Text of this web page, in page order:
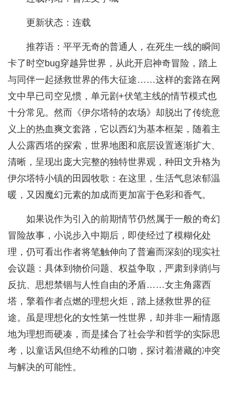
更新状态：连载
推荐语：平平无奇的普通人，在死生一线的瞬间
卡了时空bug穿越异世界，从此开启神奇冒险，踏上
与同伴一起拯救世界的伟大征途……这样的套路在网
文中早已司空见惯，单元剧+伏笔主线的情节模式也
十分常见。然而《伊尔塔特的农场》却脱出了传统意
义上的热血爽文套路，它以西幻为基本框架，随着主
人公露西塔的探索，世界地图和底层设置逐渐扩大、
清晰，呈现出庞大完整的独特世界观，种田文升格为
伊尔塔特小镇的田园牧歌：在这里，生活气息浓郁温
暖，又因魔幻元素的加成而更加富于色彩和香气。
如果说作为引入的前期情节仍然属于一般的奇幻
冒险故事，小说步入中期后，即使经过了模糊化处
理，仍可看出作者将笔触伸向了普遍而深刻的现实社
会议题：具体到物价问题、权益争取，严肃到剥削与
反抗、思想禁锢与人性自由的矛盾……女主角露西
塔，擎着作者点燃的理想火炬，踏上拯救世界的征
途。虽是理想化的女性第一性世界，却并非一厢情愿
地为理想而硬凑，而是揉合了社会学和哲学的实际思
考，以童话风但绝不幼稚的口吻，探讨着潜藏的冲突
与解决的可能性。